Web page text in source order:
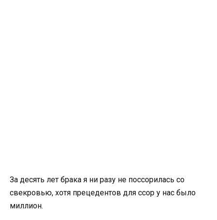
За десять лет брака я ни разу не поссорилась со
свекровью, хотя прецедентов для ссор у нас было
миллион.